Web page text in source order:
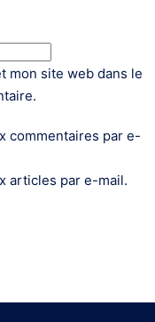
mon site web dans le
commentaires par e-
articles par e-mail.